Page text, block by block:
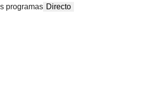
programas Directo